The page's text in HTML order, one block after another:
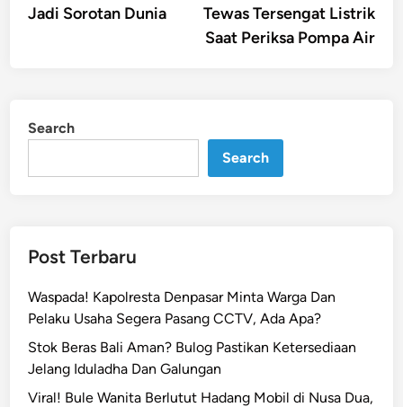
Jadi Sorotan Dunia
Tewas Tersengat Listrik
Saat Periksa Pompa Air
Search
Search
Post Terbaru
Waspada! Kapolresta Denpasar Minta Warga Dan
Pelaku Usaha Segera Pasang CCTV, Ada Apa?
Stok Beras Bali Aman? Bulog Pastikan Ketersediaan
Jelang Iduladha Dan Galungan
Viral! Bule Wanita Berlutut Hadang Mobil di Nusa Dua,